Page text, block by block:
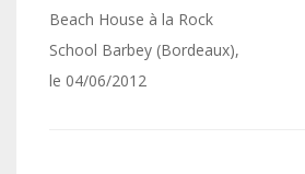
Navigation
de
l’article
Beach House à la Rock
School Barbey (Bordeaux),
le 04/06/2012